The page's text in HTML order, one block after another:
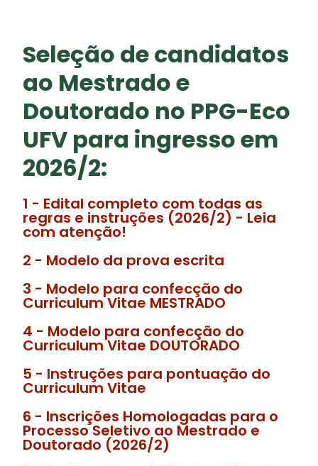
Seleção de candidatos
ao Mestrado e
Doutorado no PPG-Eco
UFV para ingresso em
2026/2:
1 - Edital completo com todas as
regras e instruções (2026/2) - Leia
com atenção!
2 - Modelo da prova escrita
3 - Modelo para confecção do
Curriculum Vitae MESTRADO
4 - Modelo para confecção do
Curriculum Vitae DOUTORADO
5 - Instruções para pontuação do
Curriculum Vitae
6 - Inscrições Homologadas para o
Processo Seletivo ao Mestrado e
Doutorado (2026/2)